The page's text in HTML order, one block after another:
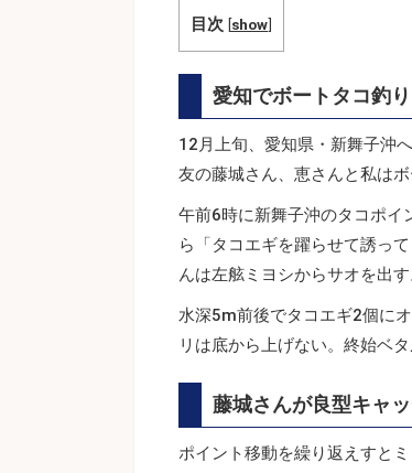
目次 [show]
愛知でボートタコ釣り
12月上旬、愛知県・新舞子沖
友の藤城さん、恵さんと私はボ
午前6時に新舞子沖のタコポイ
ら「タコエギを躍らせて誘っ
んは左舷ミヨシからサオを出す
水深5m前後でタコエギ2個に
リは底から上げない。終始ベ
藤城さんが良型キャ
ポイント移動を繰り返えすと